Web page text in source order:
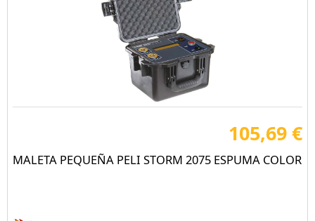
105,69 €
MALETA PEQUEÑA PELI STORM 2075 ESPUMA COLOR